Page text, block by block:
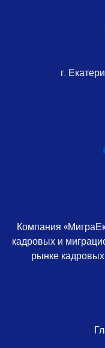
г.
Компания
кадровых и
рынке